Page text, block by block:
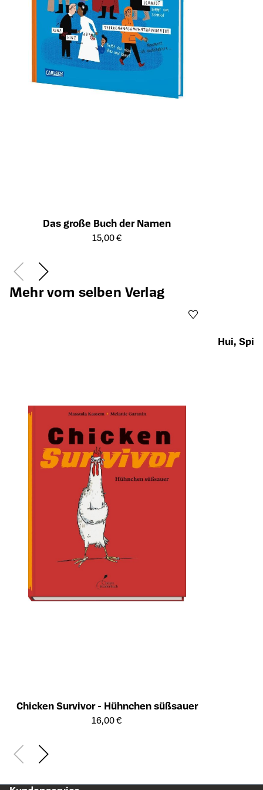
Das große Buch der Namen
Öffnet die Detailseite des Produkts
15,00 €
Mehr vom selben Verlag
Chicken Survivor - Hühnchen süßsauer
Öffnet die Detailseite des Produkts
16,00 €
Hui,